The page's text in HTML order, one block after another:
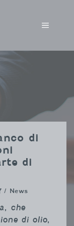
MENU
di
di
/ News
che
di olio,